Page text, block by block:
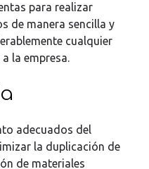
para realizar
de manera sencilla y
cualquier
la empresa.
adecuados del
la duplicación de
de materiales